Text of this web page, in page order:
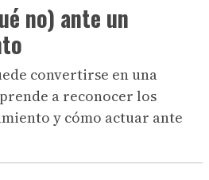
no) ante un
convertirse en una
a reconocer los
y cómo actuar ante